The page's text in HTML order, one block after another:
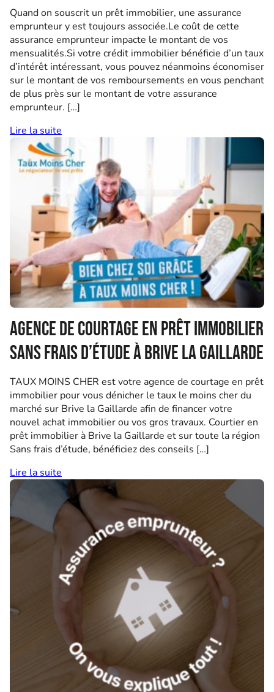
Quand on souscrit un prêt immobilier, une assurance
emprunteur y est toujours associée.Le coût de cette
assurance emprunteur impacte le montant de vos
mensualités.Si votre crédit immobilier bénéficie d’un taux
d’intérêt intéressant, vous pouvez néanmoins économiser
sur le montant de vos remboursements en vous penchant
de plus près sur le montant de votre assurance
emprunteur. […]
Lire la suite
Agence de courtage en prêt immobilier
sans frais d’étude à Brive la Gaillarde
TAUX MOINS CHER est votre agence de courtage en prêt
immobilier pour vous dénicher le taux le moins cher du
marché sur Brive la Gaillarde afin de financer votre
nouvel achat immobilier ou vos gros travaux. Courtier en
prêt immobilier à Brive la Gaillarde et sur toute la région
Sans frais d’étude, bénéficiez des conseils […]
Lire la suite